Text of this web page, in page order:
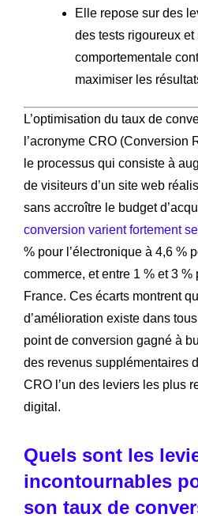
Elle repose sur des
des tests rigoureux
comportementale
maximiser les
L’optimisation du taux de
l’acronyme CRO (Conversion
le processus qui consiste à
de visiteurs d’un site web
sans accroître le budget
conversion varient fortement
% pour l’électronique à 4,6 %
commerce, et entre 1 % et 3
France. Ces écarts montrent
d’amélioration existe dans
point de conversion gagné à
des revenus supplémentaires
CRO l’un des leviers les plus
digital.
Quels sont les
incontournables
son taux de